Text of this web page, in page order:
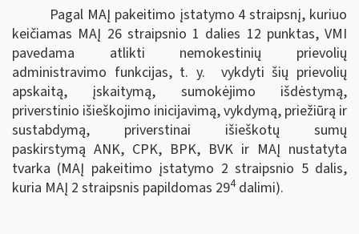
Pagal MAĮ pakeitimo įstatymo 4 straipsnį, kuriuo
keičiamas MAĮ 26 straipsnio 1 dalies 12 punktas, VMI
pavedama atlikti nemokestinių prievolių
administravimo funkcijas, t. y. vykdyti šių prievolių
apskaitą, įskaitymą, sumokėjimo išdėstymą,
priverstinio išieškojimo inicijavimą, vykdymą, priežiūrą ir
sustabdymą, priverstinai išieškotų sumų
paskirstymą ANK, CPK, BPK, BVK ir MAĮ nustatyta
tvarka (MAĮ pakeitimo įstatymo 2 straipsnio 5 dalis,
kuria MAĮ 2 straipsnis papildomas 294dalimi).